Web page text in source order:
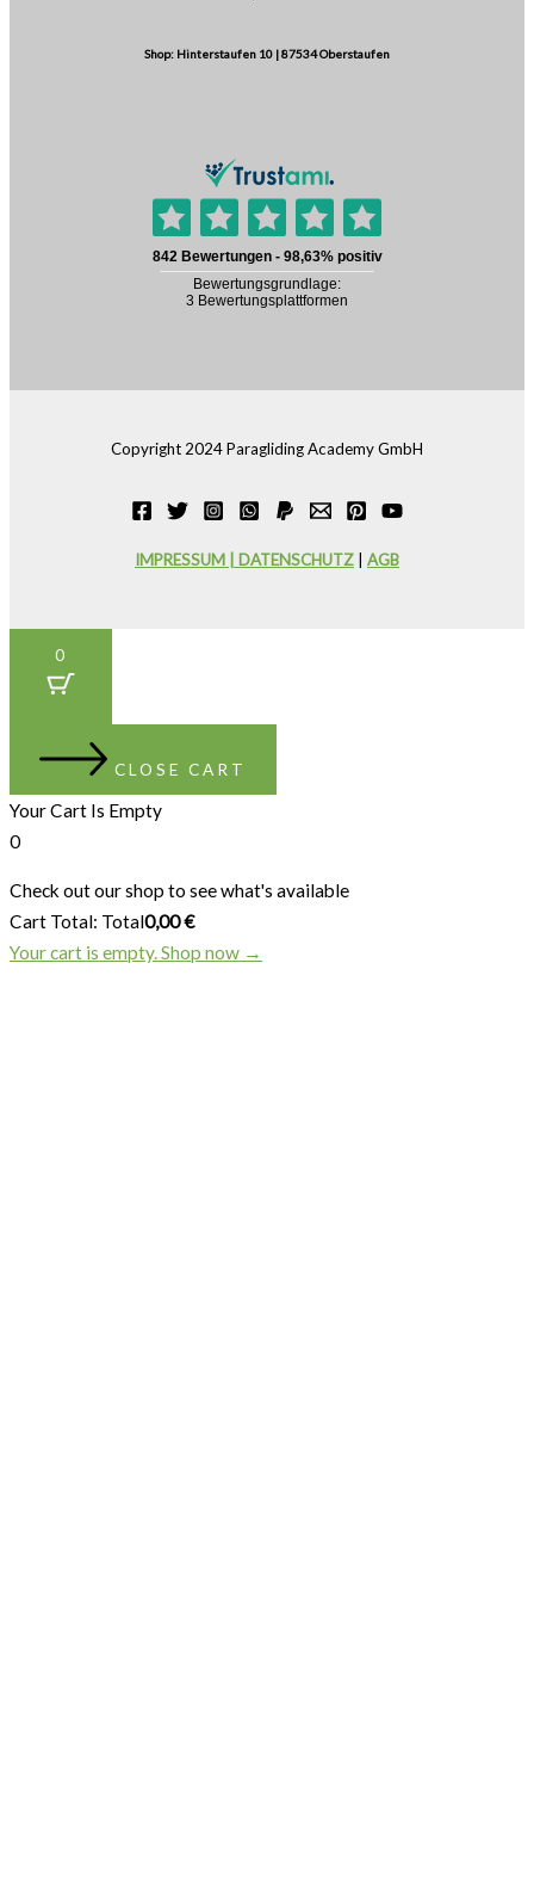
Shop: Hinterstaufen 10 | 87534 Oberstaufen
Copyright 2024 Paragliding Academy GmbH
IMPRESSUM | DATENSCHUTZ | AGB
0
CLOSE CART
Your Cart Is Empty
0
Check out our shop to see what's available
Cart Total: Total0,00€
Your cart is empty. Shop now →